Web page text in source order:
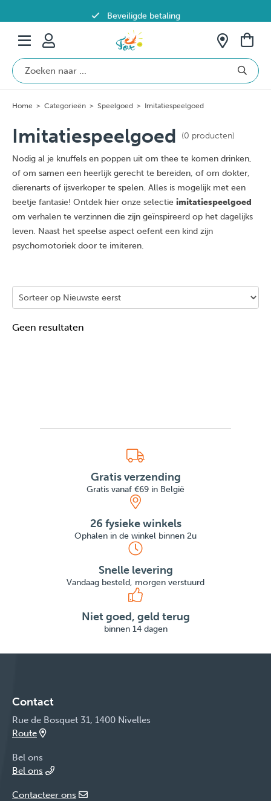
Beveiligde betaling
Gratis verzending vanaf €69 in België
Home > Categorieën > Speelgoed > Imitatiespeelgoed
Imitatiespeelgoed (0 producten)
Nodig al je knuffels en poppen uit om thee te komen drinken,
of om samen een heerlijk gerecht te bereiden, of om dokter,
dierenarts of ijsverkoper te spelen. Alles is mogelijk met een
beetje fantasie! Ontdek hier onze selectie imitatiespeelgoed
om verhalen te verzinnen die zijn geïnspireerd op het dagelijks
leven. Naast het speelse aspect oefent een kind zijn
psychomotoriek door te imiteren.
Geen resultaten
Gratis verzending
Gratis vanaf €69 in België
26 fysieke winkels
Ophalen in de winkel binnen 2u
Snelle levering
Vandaag besteld, morgen verstuurd
Niet goed, geld terug
binnen 14 dagen
Contact
Rue de Bosquet 31, 1400 Nivelles
Route
Bel ons
Bel ons
Contacteer ons